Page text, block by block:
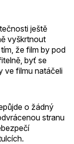
ještě
vyškrtnout
že film by pod
byť se
ve filmu natáčeli
o žádný
stranu